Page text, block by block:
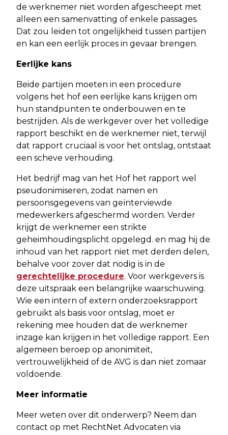
de werknemer niet worden afgescheept met
alleen een samenvatting of enkele passages.
Dat zou leiden tot ongelijkheid tussen partijen
en kan een eerlijk proces in gevaar brengen.
Eerlijke kans
Beide partijen moeten in een procedure
volgens het hof een eerlijke kans krijgen om
hun standpunten te onderbouwen en te
bestrijden. Als de werkgever over het volledige
rapport beschikt en de werknemer niet, terwijl
dat rapport cruciaal is voor het ontslag, ontstaat
een scheve verhouding.
Het bedrijf mag van het Hof het rapport wel
pseudonimiseren, zodat namen en
persoonsgegevens van geïnterviewde
medewerkers afgeschermd worden. Verder
krijgt de werknemer een strikte
geheimhoudingsplicht opgelegd. en mag hij de
inhoud van het rapport niet met derden delen,
behalve voor zover dat nodig is in de
gerechtelijke procedure. Voor werkgevers is
deze uitspraak een belangrijke waarschuwing.
Wie een intern of extern onderzoeksrapport
gebruikt als basis voor ontslag, moet er
rekening mee houden dat de werknemer
inzage kan krijgen in het volledige rapport. Een
algemeen beroep op anonimiteit,
vertrouwelijkheid of de AVG is dan niet zomaar
voldoende.
Meer informatie
Meer weten over dit onderwerp? Neem dan
contact op met RechtNet Advocaten via